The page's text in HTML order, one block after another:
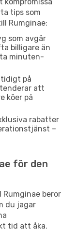
tips som
Rumginae:
som avgår
billigare än
minuten-
på
att
köer på
rabatter
–
för den
beror
du jagar
tid att åka.